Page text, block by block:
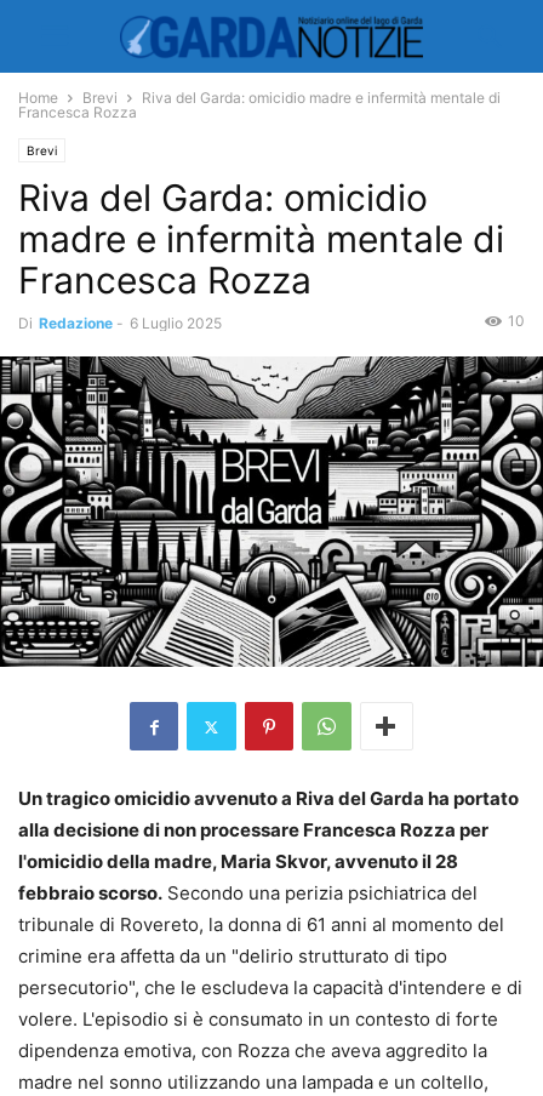
Home Brevi
Riva del Garda: omicidio madre e infermità mentale di
Francesca Rozza
Brevi
Riva del Garda: omicidio
madre e infermità mentale di
Francesca Rozza
Di Redazione - 6 Luglio 2025 10
Un tragico omicidio avvenuto a Riva del Garda ha portato
alla decisione di non processare Francesca Rozza per
l'omicidio della madre, Maria Skvor, avvenuto il 28
febbraio scorso. Secondo una perizia psichiatrica del
tribunale di Rovereto, la donna di 61 anni al momento del
crimine era affetta da un "delirio strutturato di tipo
persecutorio", che le escludeva la capacità d'intendere e di
volere. L'episodio si è consumato in un contesto di forte
dipendenza emotiva, con Rozza che aveva aggredito la
madre nel sonno utilizzando una lampada e un coltello,